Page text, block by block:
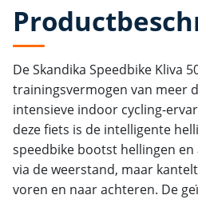
De Skandika Speedbike Kliva
trainingsvermogen van meer
intensieve indoor cycling-
deze fiets is de intelligente
speedbike bootst hellingen
via de weerstand, maar
voren en naar achteren. De